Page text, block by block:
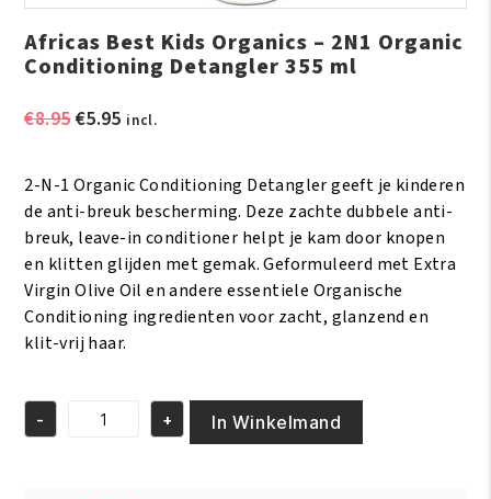
Africas Best Kids Organics – 2N1 Organic
Conditioning Detangler 355 ml
€8.95Oorspronkelijke
€8.95.
€5.95Huidige
€5.95.
incl.
2-N-1 Organic Conditioning Detangler geeft je kinderen
de anti-breuk bescherming. Deze zachte dubbele anti-
breuk, leave-in conditioner helpt je kam door knopen
en klitten glijden met gemak. Geformuleerd met Extra
Virgin Olive Oil en andere essentiele Organische
Conditioning ingredienten voor zacht, glanzend en
klit-vrij haar.
Africas
- + In Winkelmand